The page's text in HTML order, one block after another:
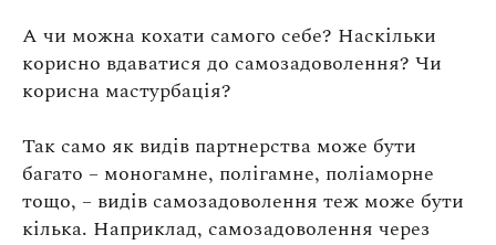
А чи можна кохати самого себе? Наскільки
корисно вдаватися до самозадоволення? Чи
корисна мастурбація?
Так само як видів партнерства може бути
багато – моногамне, полігамне, поліаморне
тощо, – видів самозадоволення теж може бути
кілька. Наприклад, самозадоволення через